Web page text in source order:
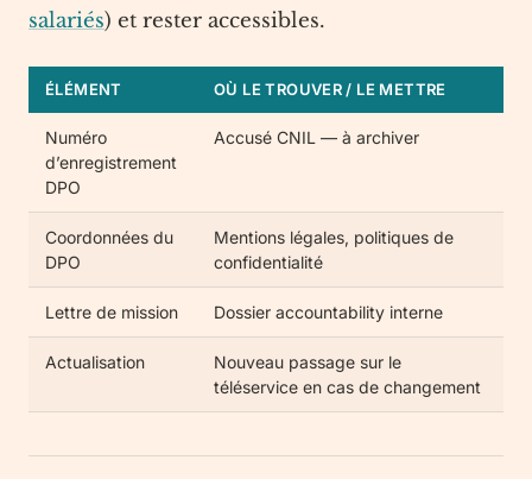
salariés) et rester accessibles.
ÉLÉMENT OÙ LE TROUVER / LE METTRE
Numéro
d’enregistrement
DPO
Accusé CNIL — à archiver
Coordonnées du
DPO
Mentions légales, politiques de
confidentialité
Lettre de mission Dossier accountability interne
Actualisation
Nouveau passage sur le
téléservice en cas de changement